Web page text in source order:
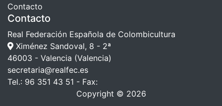
Contacto
Contacto
Real Federación Española de Colombicultura
Ximénez Sandoval, 8 - 2ª
46003 - Valencia (Valencia)
secretaria@realfec.es
Tel.: 96 351 43 51 - Fax:
Copyright © 2026